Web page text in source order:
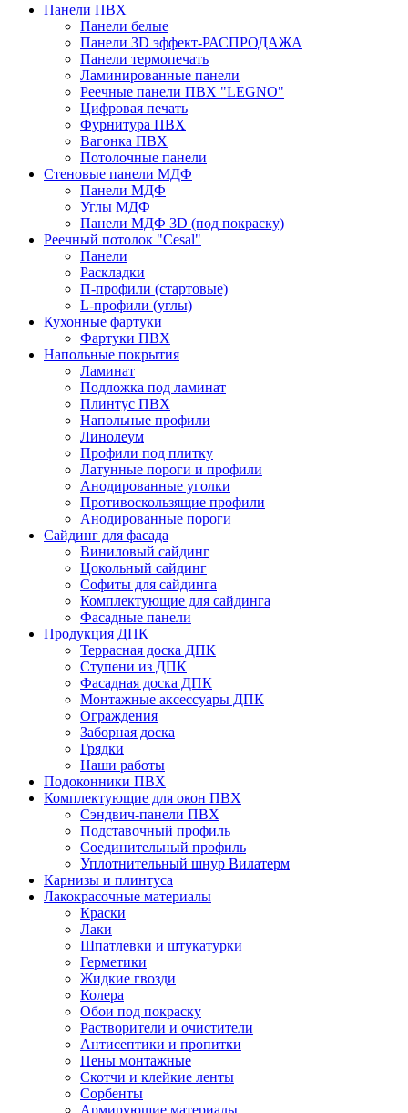
Панели ПВХ
Панели белые
Панели 3D эффект-РАСПРОДАЖА
Панели термопечать
Ламинированные панели
Реечные панели ПВХ "LEGNO"
Цифровая печать
Фурнитура ПВХ
Вагонка ПВХ
Потолочные панели
Стеновые панели МДФ
Панели МДФ
Углы МДФ
Панели МДФ 3D (под покраску)
Реечный потолок "Cesal"
Панели
Раскладки
П-профили (стартовые)
L-профили (углы)
Кухонные фартуки
Фартуки ПВХ
Напольные покрытия
Ламинат
Подложка под ламинат
Плинтус ПВХ
Напольные профили
Линолеум
Профили под плитку
Латунные пороги и профили
Анодированные уголки
Противоскользящие профили
Анодированные пороги
Сайдинг для фасада
Виниловый сайдинг
Цокольный сайдинг
Софиты для сайдинга
Комплектующие для сайдинга
Фасадные панели
Продукция ДПК
Террасная доска ДПК
Ступени из ДПК
Фасадная доска ДПК
Монтажные аксессуары ДПК
Ограждения
Заборная доска
Грядки
Наши работы
Подоконники ПВХ
Комплектующие для окон ПВХ
Сэндвич-панели ПВХ
Подставочный профиль
Соединительный профиль
Уплотнительный шнур Вилатерм
Карнизы и плинтуса
Лакокрасочные материалы
Краски
Лаки
Шпатлевки и штукатурки
Герметики
Жидкие гвозди
Колера
Обои под покраску
Растворители и очистители
Антисептики и пропитки
Пены монтажные
Скотчи и клейкие ленты
Сорбенты
Армирующие материалы